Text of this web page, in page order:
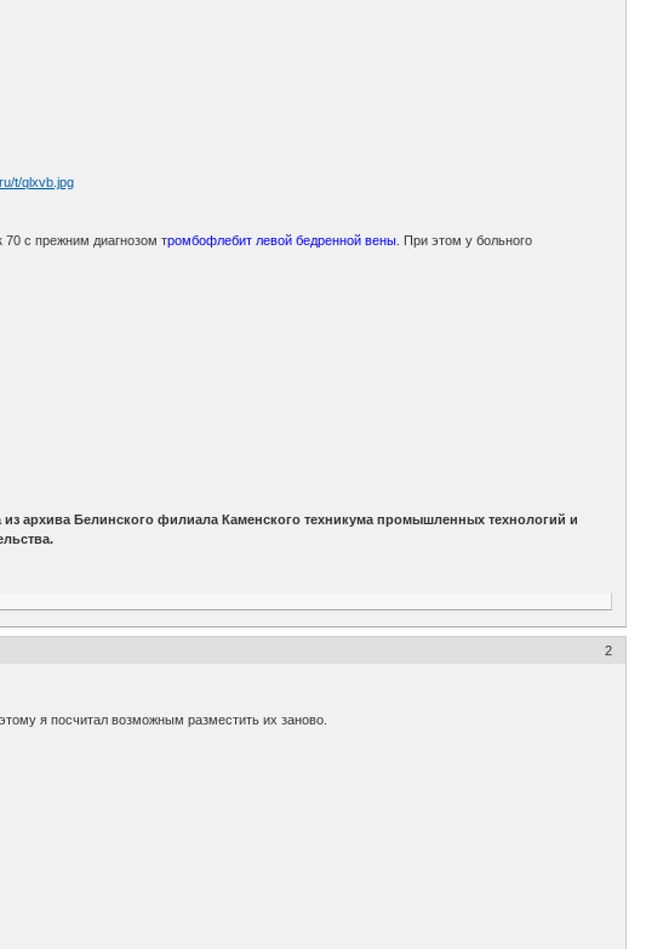
с прежним диагнозом тромбофлебит левой бедренной вены. При этом у больного
архива Белинского филиала Каменского техникума промышленных технологий и
2
я посчитал возможным разместить их заново.